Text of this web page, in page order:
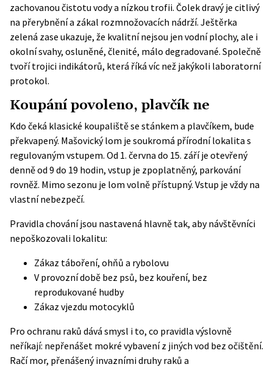
zachovanou čistotu vody a nízkou trofii. Čolek dravý je citlivý
na přerybnění a zákal rozmnožovacích nádrží. Ještěrka
zelená zase ukazuje, že kvalitní nejsou jen vodní plochy, ale i
okolní svahy, osluněné, členité, málo degradované. Společně
tvoří trojici indikátorů, která říká víc než jakýkoli laboratorní
protokol.
Koupání povoleno, plavčík ne
Kdo čeká klasické koupaliště se stánkem a plavčíkem, bude
překvapený. Mašovický lom je soukromá přírodní lokalita s
regulovaným vstupem. Od 1. června do 15. září je otevřený
denně od 9 do 19 hodin, vstup je zpoplatněný, parkování
rovněž. Mimo sezonu je lom volně přístupný. Vstup je vždy na
vlastní nebezpečí.
Pravidla chování jsou nastavená hlavně tak, aby návštěvníci
nepoškozovali lokalitu:
Zákaz táboření, ohňů a rybolovu
V provozní době bez psů, bez kouření, bez
reprodukované hudby
Zákaz vjezdu motocyklů
Pro ochranu raků dává smysl i to, co pravidla výslovně
neříkají: nepřenášet mokré vybavení z jiných vod bez očištění.
Račí mor, přenášený invazními druhy raků a